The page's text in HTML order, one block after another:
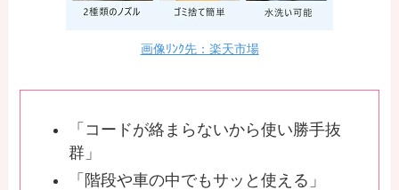
画像ﾘﾝｸ先：楽天市場
「コードが絡まらないから使い勝手抜
群」
「階段や車の中でもサッと使える」